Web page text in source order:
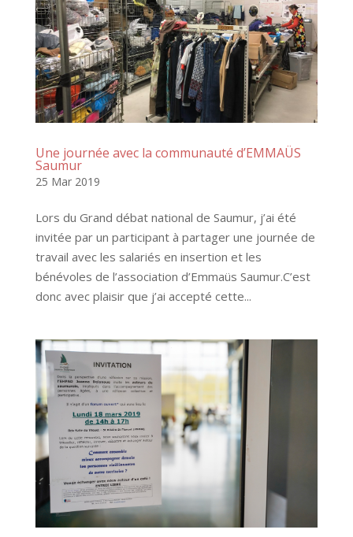
Une journée avec la communauté d’EMMAÜS
Saumur
25 Mar 2019
Lors du Grand débat national de Saumur, j’ai été
invitée par un participant à partager une journée de
travail avec les salariés en insertion et les
bénévoles de l’association d’Emmaüs Saumur.C’est
donc avec plaisir que j’ai accepté cette...